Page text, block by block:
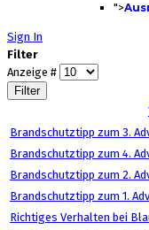
">
Sign In
Filter
Anzeige #
Filter
Brandschutztipp zum 3.
Brandschutztipp zum 4.
Brandschutztipp zum 2.
Brandschutztipp zum 1.
Richtiges Verhalten bei